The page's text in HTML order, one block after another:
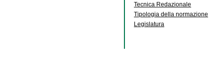
Tecnica Redazionale
Tipologia della normazione
Legislatura